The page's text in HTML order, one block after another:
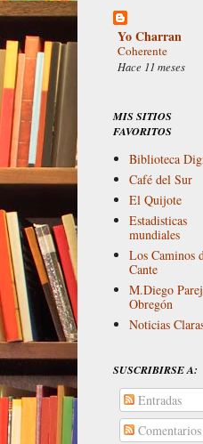
Yo Charran
Coherente
Hace 11 meses
MIS SITIOS
FAVORITOS
Biblioteca
Café del Sur
El Quijote
Estadisticas
mundiales
Los Caminos
Cante
M.Diego
Obregón
Noticias
SUSCRIBIRSE A:
Entradas
Comentarios